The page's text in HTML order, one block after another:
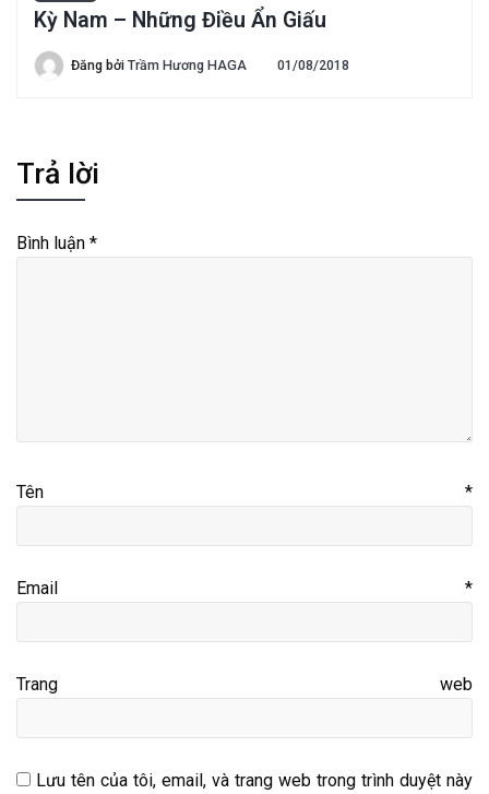
Kỳ Nam – Những Điều Ẩn Giấu
Đăng bởi Trầm Hương HAGA 01/08/2018
Trả lời
Bình luận *
Tên *
Email *
Trang web
Lưu tên của tôi, email, và trang web trong trình duyệt này